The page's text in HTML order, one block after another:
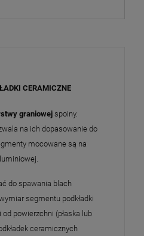
CERAMICZNE
graniowej spoiny.
na ich dopasowanie do
mocowane są na
do spawania blach
segmentu podkładki
powierzchni (płaska lub
ceramicznych